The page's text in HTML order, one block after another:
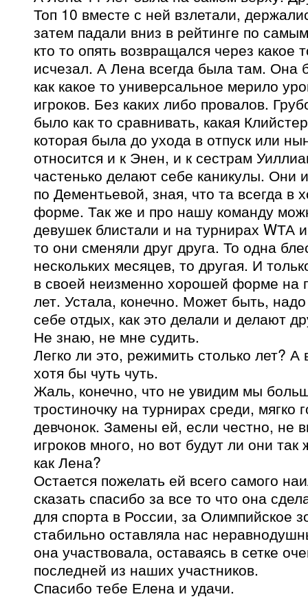
Топ 10 вместе с ней взлетали,
затем падали вниз в рейтинге по
кто то опять возвращался через какое
исчезал. А Лена всегда была там. Она
как какое то универсальное мерило
игроков. Без каких либо провалов.
было как то сравнивать, какая
которая была до ухода в отпуск или
относится и к Энен, и к сестрам
частенько делают себе каникулы. Они
по Дементьевой, зная, что та всегда в
форме. Так же и про нашу команду
девушек блистали и на турнирах WТА
то они сменяли друг друга. То одна
нескольких месяцев, то другая. И
в своей неизменно хорошей форме на
лет. Устала, конечно. Может быть,
себе отдых, как это делали и делают
Не знаю, не мне судить.
Легко ли это, режимить столько лет?
хотя бы чуть чуть.
Жаль, конечно, что не увидим мы
тростиночку на турнирах среди, мягко
девчонок. Замены ей, если честно, не
игроков много, но вот будут ли они
как Лена?
Остается пожелать ей всего самого
сказать спасибо за все то что она
для спорта в России, за Олимпийское
стабильно оставляла нас
она участвовала, оставаясь в сетке
последней из наших участников.
Спасибо тебе Елена и удачи.